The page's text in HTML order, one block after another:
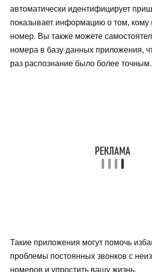
автоматически идентифицирует
показывает информацию о том, кому
номер. Вы также можете
номера в базу данных приложения,
раз распознание было более точным.
Такие приложения могут помочь
проблемы постоянных звонков с
номеров и упростить вашу жизнь.